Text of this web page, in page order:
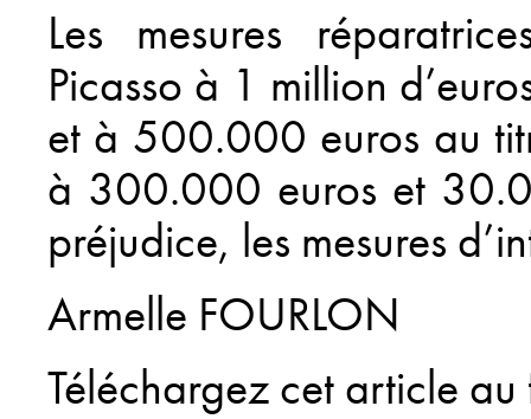
Les mesures
Picasso à 1 million
et à 500.000 euros au
à 300.000 euros et
préjudice, les mesures
Armelle FOURLON
Téléchargez cet article